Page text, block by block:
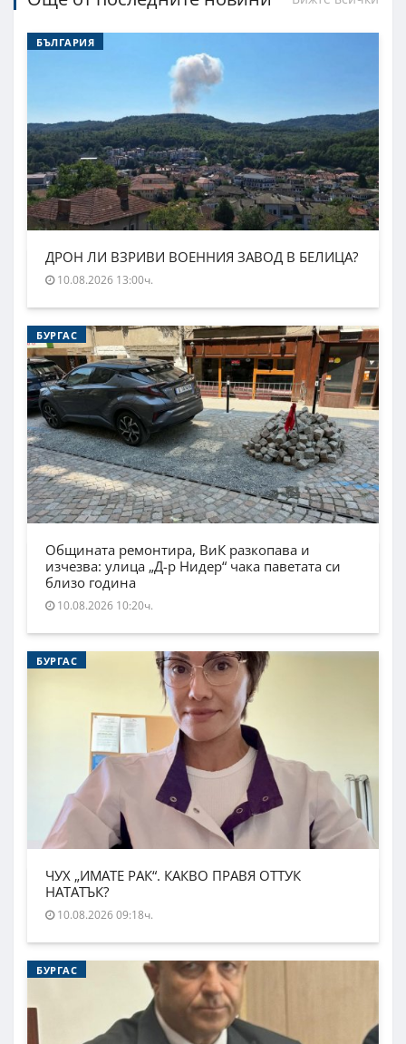
БЪЛГАРИЯ
ДРОН ЛИ ВЗРИВИ ВОЕННИЯ ЗАВОД В БЕЛИЦА?
10.08.2026 13:00ч.
БУРГАС
Общината ремонтира, ВиК разкопава и
изчезва: улица „Д-р Нидер“ чака паветата си
близо година
10.08.2026 10:20ч.
БУРГАС
ЧУХ „ИМАТЕ РАК“. КАКВО ПРАВЯ ОТТУК
НАТАТЪК?
10.08.2026 09:18ч.
БУРГАС